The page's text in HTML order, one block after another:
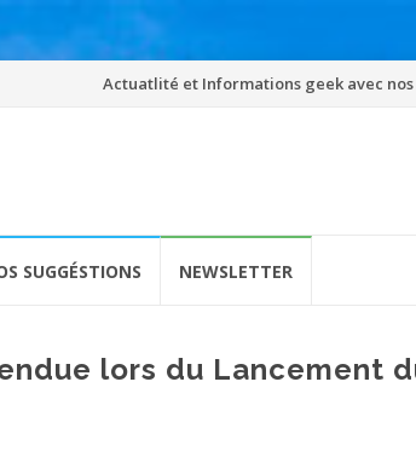
Skip
Actuatlité et Informations geek avec
SUGGÉSTIONS NEWSLETTER
lors du Lancement